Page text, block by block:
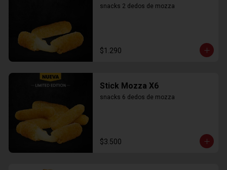
snacks 2 dedos de mozza
$1.290
Stick Mozza X6
snacks 6 dedos de mozza
$3.500